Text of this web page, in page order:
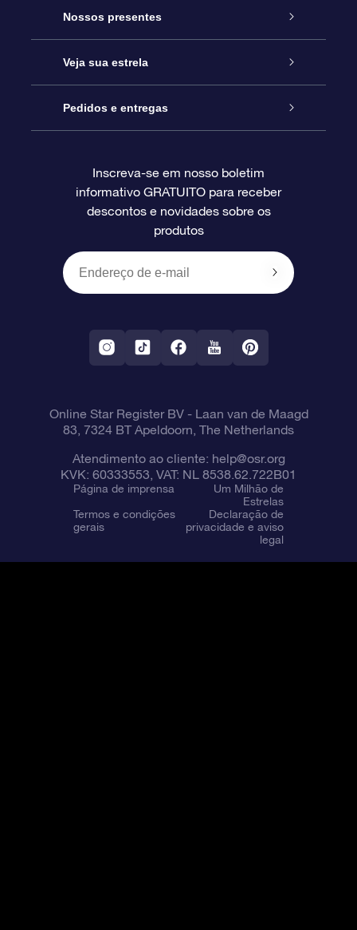
Serviço
Entre em contato conosco
Blog
Avaliações
Nossos presentes
Presente estrelar on-line
Pacote de presente da OSR
O cartão de presente da OSR
Presentes corporativos
Veja sua estrela
Star Register
Página estelar personalizada
Um Milhão de Estrelas
OSR Starsaver
Aplicativo RV Fly me to the stars
Pedidos e entregas
Informações de pagamento
Política de devolução
Constelações
Inscreva-se em nosso boletim
informativo GRATUITO para receber
descontos e novidades sobre os
produtos
Online Star Register BV- Laan van de Maagd
83, 7324 BT Apeldoorn, The Netherlands
Atendimento ao cliente: help@osr.org
KVK: 60333553, VAT: NL 8538.62.722B01
Página de imprensa
Um Milhão de
Estrelas
Termos e condições
gerais
Declaração de
privacidade e aviso
legal